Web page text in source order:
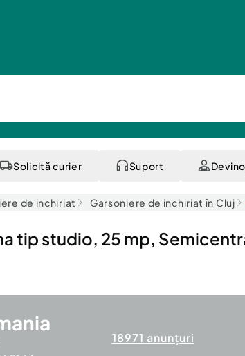
Solicită curier Suport
de inchiriat Garsoniere de inchiriat în Cluj
tip studio, 25 mp,
18971 anunțuri